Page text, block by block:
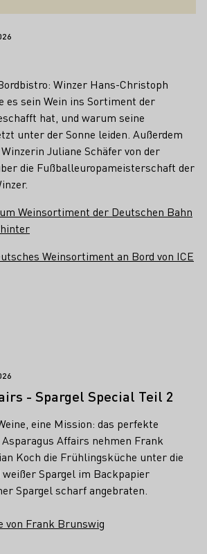
Winzer Hans-Christoph
es sein Wein ins Sortiment der
hat, und warum seine
unter der Sonne leiden. Außerdem
Juliane Schäfer von der
die Fußballeuropameisterschaft der
Weinsortiment der Deutschen Bahn
Weinsortiment an Bord von ICE
- Spargel Special Teil
- Spargel Special Teil 2
eine Mission: das perfekte
Affairs nehmen Frank
Koch die Frühlingsküche unter die
Spargel im Backpapier
Spargel scharf angebraten.
von Frank Brunswig